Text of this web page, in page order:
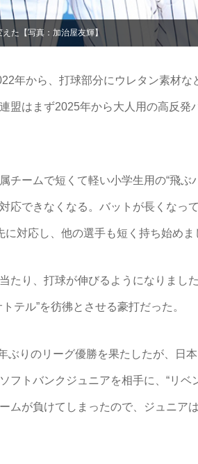
た【写真：加治屋友輝】
年から、打球部分にウレタン素材な
盟はまず2025年から大人用の高反
ームで短くて軽い小学生用の“飛ぶ
応できなくなる。バットが長くなっ
対応し、他の選手も短く持ち始めま
り、打球が伸びるようになりまし
テル”を彷彿とさせる豪打だった。
りのリーグ優勝を果たしたが、日
フトバンクジュニアを相手に、“リ
ムが負けてしまったので、ジュニア